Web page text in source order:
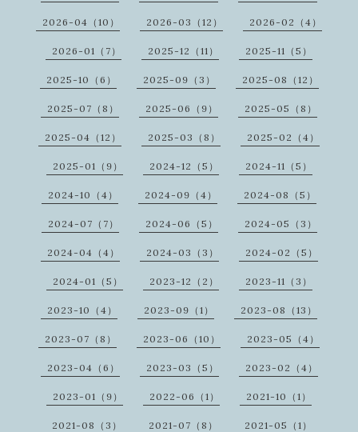
2026-04（10） 2026-03（12） 2026-02（4）
2026-01（7） 2025-12（11） 2025-11（5）
2025-10（6） 2025-09（3） 2025-08（12）
2025-07（8） 2025-06（9） 2025-05（8）
2025-04（12） 2025-03（8） 2025-02（4）
2025-01（9） 2024-12（5） 2024-11（5）
2024-10（4） 2024-09（4） 2024-08（5）
2024-07（7） 2024-06（5） 2024-05（3）
2024-04（4） 2024-03（3） 2024-02（5）
2024-01（5） 2023-12（2） 2023-11（3）
2023-10（4） 2023-09（1） 2023-08（13）
2023-07（8） 2023-06（10） 2023-05（4）
2023-04（6） 2023-03（5） 2023-02（4）
2023-01（9） 2022-06（1） 2021-10（1）
2021-08（3） 2021-07（8） 2021-05（1）